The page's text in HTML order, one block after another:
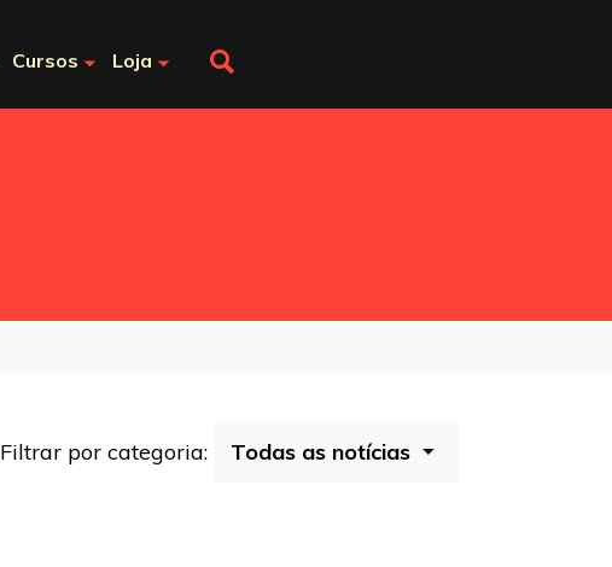
Cursos Loja
Filtrar por categoria: